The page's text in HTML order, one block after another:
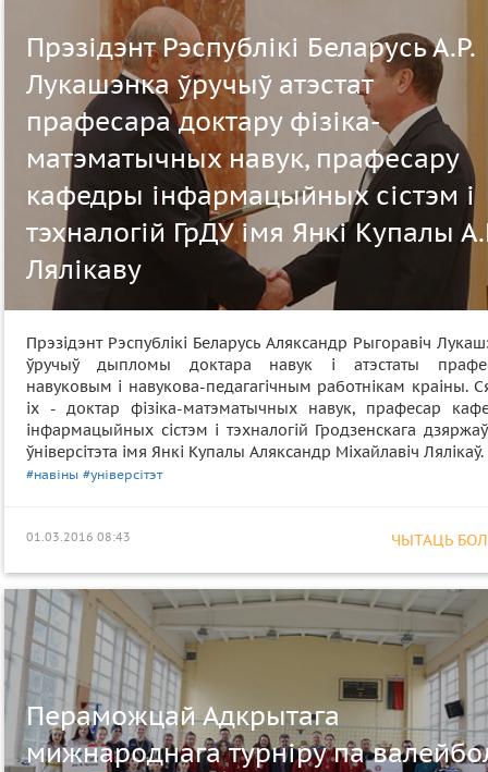
Прэзідэнт Рэспублікі Беларусь А.Р.
Лукашэнка ўручыў атэстат
прафесара доктару фізіка-
матэматычных навук, прафесару
кафедры інфармацыйных сістэм і
тэхналогій ГрДУ імя Янкі Купалы
Лялікаву
Прэзідэнт Рэспублікі Беларусь Аляксандр Рыгоравіч
ўручыў дыпломы доктара навук і атэстаты
навуковым і навукова-педагагічным работнікам краіны.
іх - доктар фізіка-матэматычных навук, прафесар
інфармацыйных сістэм і тэхналогій Гродзенскага
ўніверсітэта імя Янкі Купалы Аляксандр Міхайлавіч Лялікаў.
#навіны #універсітэт
ЧЫТАЦЬ
01.03.2016 08:43
Пераможцай Адкрытага
мижнароднага турніру па